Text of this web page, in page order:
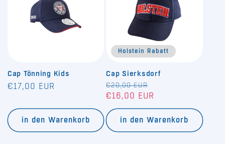
Cap Tönning Kids
Normaler
€17,00 EUR
in den Warenkorb
Holstein Rabatt
Cap Sierksdorf
Normaler
Preis
€20,00 EUR
€16,00 EUR
in den Warenkorb